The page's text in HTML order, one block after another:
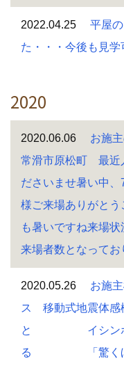
2022.04.25
平屋
た・・・今後も見学
2020
2020.06.06
お施
常滑市原松町 最
ださいませ暑い中
様ご来場ありがとう
も暑いですね来場
来場者数となってお
2020.05.26
お施
ス 移動式地震体感
と イシンホー
る 「驚くほど